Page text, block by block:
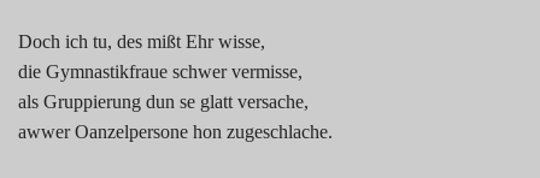
Doch ich tu, des mißt Ehr wisse,
die Gymnastikfraue schwer vermisse,
als Gruppierung dun se glatt versache,
awwer Oanzelpersone hon zugeschlache.